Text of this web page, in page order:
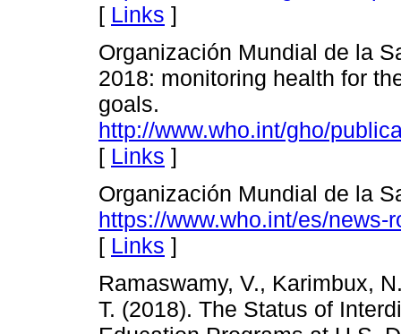
[ Links ]
Organización Mundial de la
2018: monitoring health for
goals.
http://www.who.int/gho/
[ Links ]
Organización Mundial de la
https://www.who.int/es/
[ Links ]
Ramaswamy, V., Karimbux,
T. (2018). The Status of